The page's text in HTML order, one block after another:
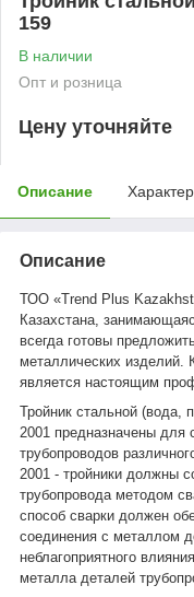
159
В наличии
Опт и розница
Цену уточняйте
Описание
Описание
ТОО «Trend Plus
Казахстана,
всегда готовы
металлических изделий.
является настоящим
Тройник стальной (вода,
2001 предназначены для
трубопроводов
2001 - тройники должны
трубопровода методом
способ сварки должен
соединения с металлом
неблагоприятного
металла деталей